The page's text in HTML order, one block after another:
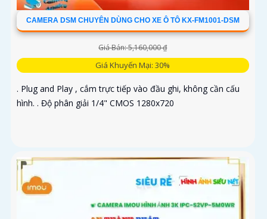
CAMERA DSM CHUYÊN DÙNG CHO XE Ô TÔ KX-FM1001-DSM
Giá Bán: 5,160,000 ₫
Giá Khuyến Mại: 30%
. Plug and Play , cắm trực tiếp vào đầu ghi, không cần cấu
hình. . Độ phân giải 1/4" CMOS 1280x720